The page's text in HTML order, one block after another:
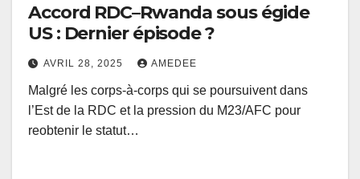
Accord RDC–Rwanda sous égide
US : Dernier épisode ?
AVRIL 28, 2025 AMEDEE
Malgré les corps-à-corps qui se poursuivent dans
l’Est de la RDC et la pression du M23/AFC pour
reobtenir le statut…